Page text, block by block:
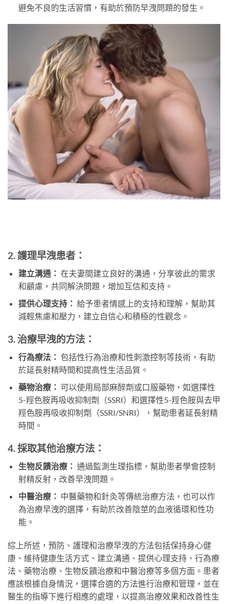
避免不良的生活習慣，有助於預防早洩問題的發生。
2. 護理早洩患者：
建立溝通： 在夫妻間建立良好的溝通，分享彼此的需求
和顧慮，共同解決問題，增加互信和支持。
提供心理支持： 給予患者情感上的支持和理解，幫助其
減輕焦慮和壓力，建立自信心和積極的性觀念。
3. 治療早洩的方法：
行為療法： 包括性行為治療和性刺激控制等技術，有助
於延長射精時間和提高性生活品質。
藥物治療： 可以使用局部麻醉劑或口服藥物，如選擇性
5-羥色胺再吸收抑制劑（SSRI）和選擇性5-羥色胺與去甲
羥色胺再吸收抑制劑（SSRI/SNRI），幫助患者延長射精
時間。
4. 採取其他治療方法：
生物反饋治療： 通過監測生理指標，幫助患者學會控制
射精反射，改善早洩問題。
中醫治療： 中醫藥物和針灸等傳統治療方法，也可以作
為治療早洩的選擇，有助於改善陰莖的血液循環和性功
能。
綜上所述，預防、護理和治療早洩的方法包括保持身心健
康、維持健康生活方式、建立溝通、提供心理支持、行為療
法、藥物治療、生物反饋治療和中醫治療等多個方面。患者
應該根據自身情況，選擇合適的方法進行治療和管理，並在
醫生的指導下進行相應的處理，以提高治療效果和改善性生